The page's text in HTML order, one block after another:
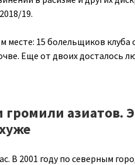
19.
месте: 15 болельщиков клуба
Еще от двоих досталось
азиатов.
В 2001 году по северным